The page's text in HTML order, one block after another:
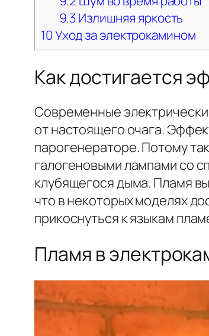
9.3 Излишняя яркость
10Уход за электрокамином
Как достигается
Современные
от настоящего очага.
парогенераторе. Потому
галогеновыми лампами со
клубящегося дыма. Пламя
что в некоторых моделях
прикоснуться к языкам
Пламя в